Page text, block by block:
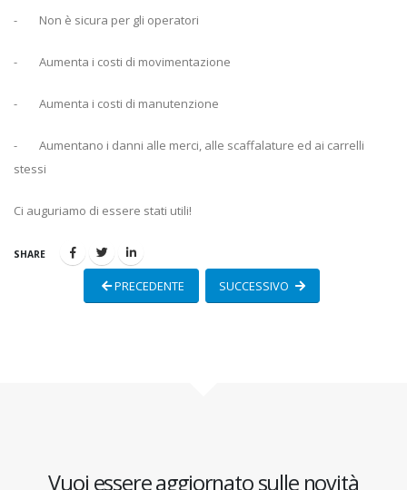
- Non è sicura per gli operatori
- Aumenta i costi di movimentazione
- Aumenta i costi di manutenzione
- Aumentano i danni alle merci, alle scaffalature ed ai carrelli
stessi
Ci auguriamo di essere stati utili!
SHARE
PRECEDENTE SUCCESSIVO
Vuoi essere aggiornato sulle novità